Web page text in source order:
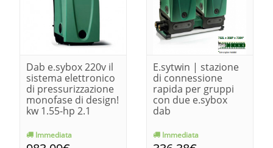
Dab e.sybox 220v il
sistema elettronico
di pressurizzazione
monofase di design!
kw 1.55-hp 2.1
Immediata
E.sytwin | stazione
di connessione
rapida per gruppi
con due e.sybox
dab
Immediata